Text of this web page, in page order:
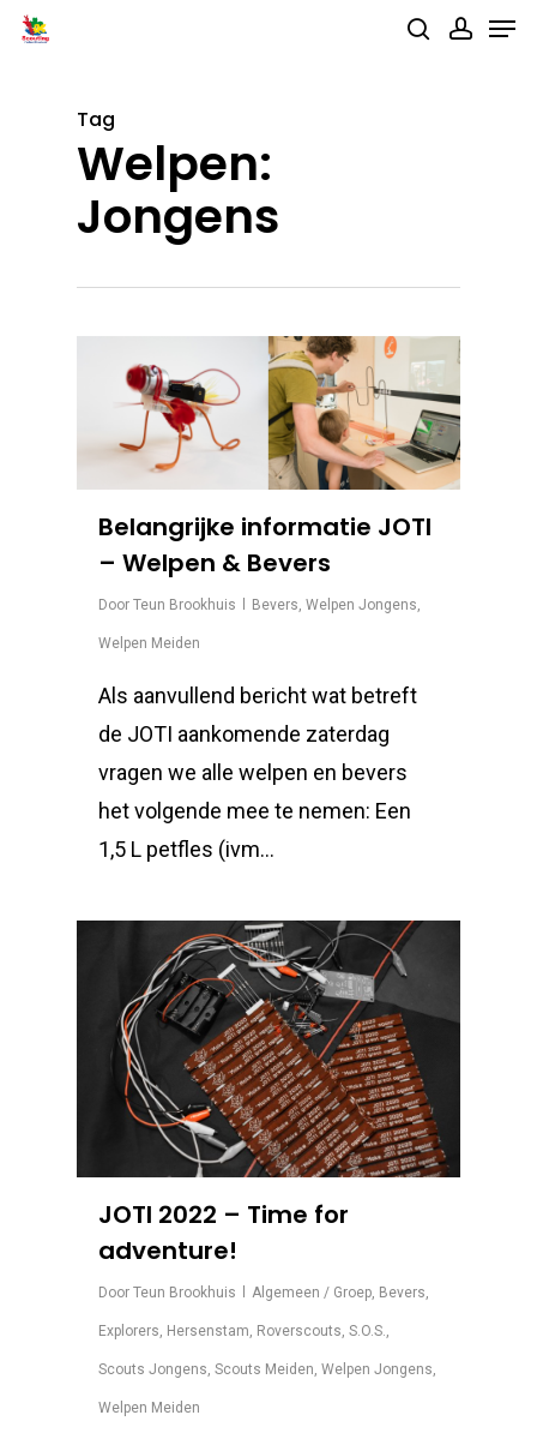
Skip
Tag
Welpen:
Jongens
Belangrijke informatie JOTI
– Welpen & Bevers
Door Teun Brookhuis Bevers, Welpen Jongens,
Welpen Meiden
Als aanvullend bericht wat betreft
de JOTI aankomende zaterdag
vragen we alle welpen en bevers
het volgende mee te nemen: Een
1,5 L petfles (ivm…
JOTI 2022 – Time for
adventure!
Door Teun Brookhuis Algemeen / Groep Bevers
Explorers Hersenstam Roverscouts S.O.S.
Scouts Jongens Scouts Meiden Welpen Jongens
Welpen Meiden